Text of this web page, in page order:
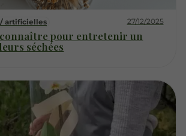
/ artificielles 27/12/2025
connaître pour entretenir un
séchées